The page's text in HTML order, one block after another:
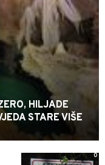
HILJADE
STARE VIŠE
0